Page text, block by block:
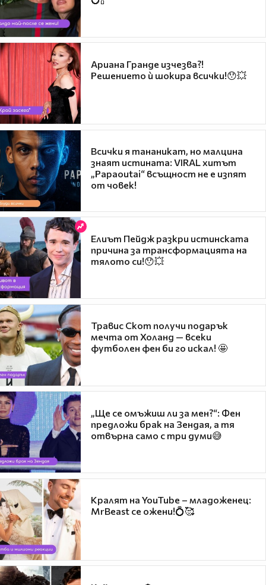
Ариана Гранде изчезва?!
Решението ѝ шокира всички!😯💥
Всички я тананикат, но малцина
знаят истината: VIRAL хитът
„Papaoutai“ всъщност не е изпят
от човек!
Елиът Пейдж разкри истинската
причина за трансформацията на
тялото си!😯💥
Травис Скот получи подарък
мечта от Холанд — всеки
футболен фен би го искал! 🤩
„Ще се омъжиш ли за мен?“: Фен
предложи брак на Зендая, а тя
отвърна само с три думи😅
Кралят на YouTube – младоженец:
MrBeast се ожени!💍🥰